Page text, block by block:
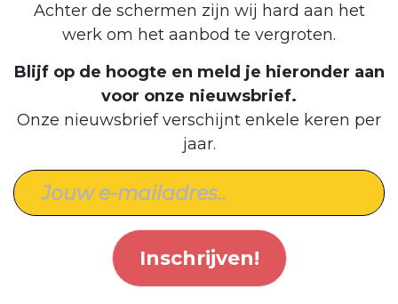
Achter de schermen zijn wij hard aan het
werk om het aanbod te vergroten.
Blijf op de hoogte en meld je hieronder aan
voor onze nieuwsbrief.
Onze nieuwsbrief verschijnt enkele keren per
jaar.
Inschrijven!